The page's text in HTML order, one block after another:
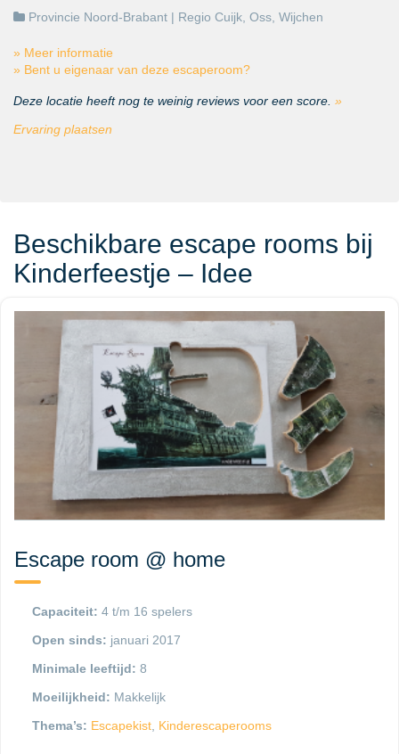
Provincie Noord-Brabant | Regio Cuijk Oss Wijchen
» Meer informatie
» Bent u eigenaar van deze escaperoom?
Deze locatie heeft nog te weinig reviews voor een score. »
Ervaring plaatsen
Beschikbare escape rooms bij
Kinderfeestje – Idee
Escape room @ home
Capaciteit: 4 t/m 16 spelers
Open sinds: januari 2017
Minimale leeftijd: 8
Moeilijkheid: Makkelijk
Thema’s: Escapekist Kinderescaperooms